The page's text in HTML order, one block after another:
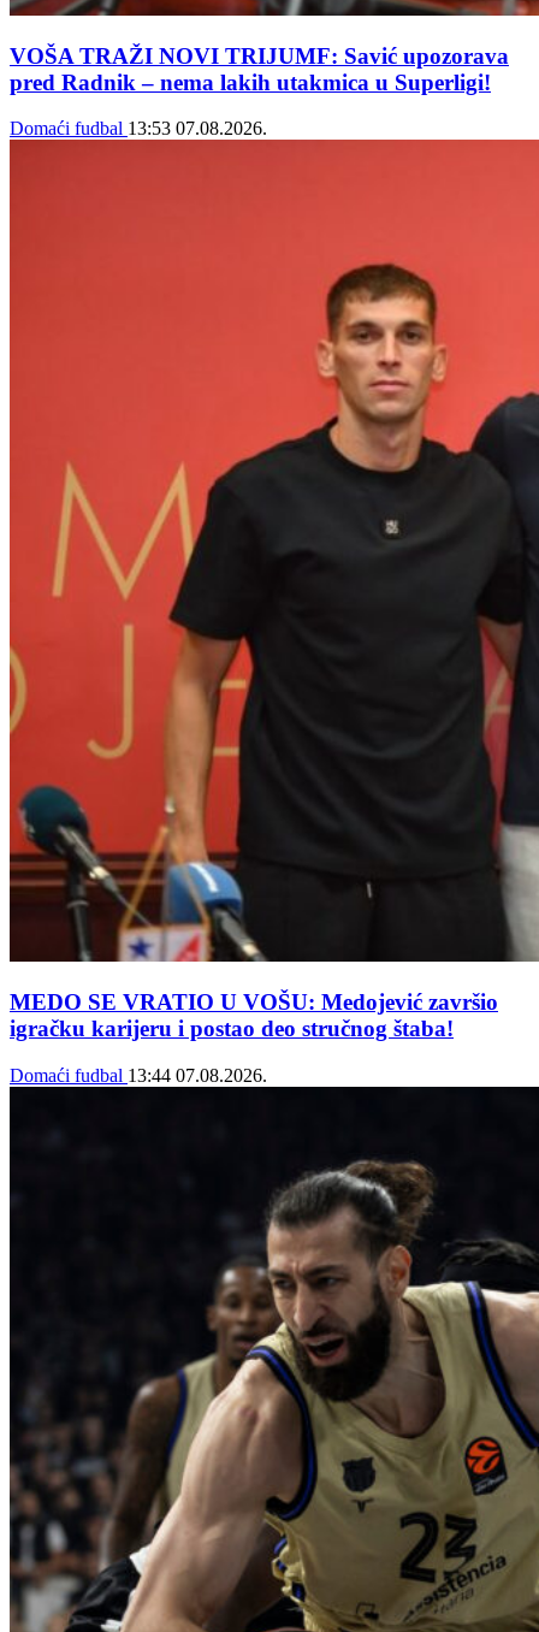
VOŠA TRAŽI NOVI TRIJUMF: Savić upozorava
pred Radnik – nema lakih utakmica u Superligi!
Domaći fudbal 13:53 07.08.2026.
MEDO SE VRATIO U VOŠU: Medojević završio
igračku karijeru i postao deo stručnog štaba!
Domaći fudbal 13:44 07.08.2026.